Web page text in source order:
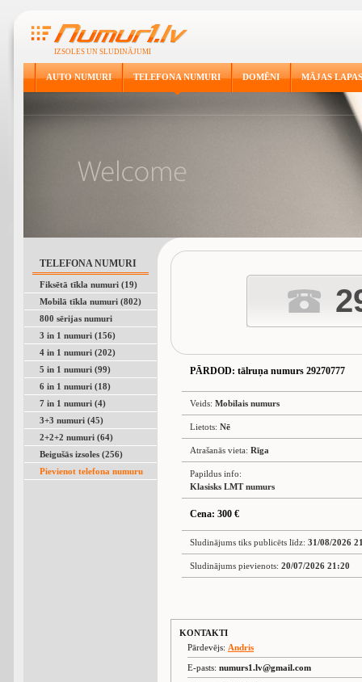
IZSOLES UN SLUDINĀJUMI
AUTO NUMURI TELEFONA NUMURI DOMĒNI MĀJAS LAPAS
TELEFONA NUMURI
Fiksētā tīkla numuri (19)
Mobilā tīkla numuri (802)
800 sērijas numuri
3 in 1 numuri (156)
4 in 1 numuri (202)
5 in 1 numuri (99)
6 in 1 numuri (18)
7 in 1 numuri (4)
3+3 numuri (45)
2+2+2 numuri (64)
Beigušās izsoles (256)
Pievienot telefona numuru
PĀRDOD: tālruņa numurs 29270777
Veids: Mobilais numurs
Lietots: Nē
Atrašanās vieta: Rīga
Papildus info:
Klasisks LMT numurs
Cena: 300 €
Sludinājums tiks publicēts līdz: 31/08/2026
Sludinājums pievienots: 20/07/2026 21:20
KONTAKTI
Pārdevējs: Andris
E-pasts: numurs1.lv@gmail.com